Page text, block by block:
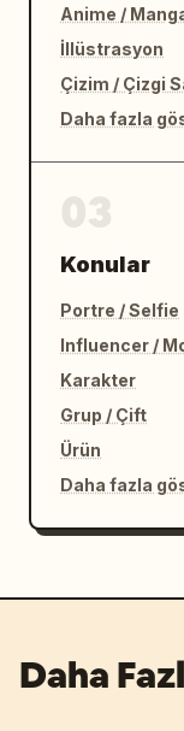
Anime /
İllüstrasyon
Çizim / Çizgi
Daha fazla
Konular
Portre / Selfie
Influencer /
Karakter
Grup / Çift
Ürün
Daha fazla
Daha